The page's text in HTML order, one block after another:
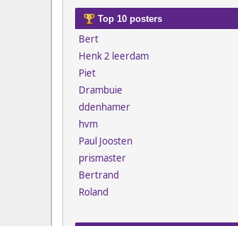
Top 10 posters
Bert
Henk 2 leerdam
Piet
Drambuie
ddenhamer
hvm
Paul Joosten
prismaster
Bertrand
Roland